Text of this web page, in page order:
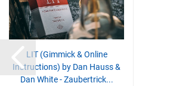
LIT (Gimmick & Online
Instructions) by Dan Hauss &
Dan White - Zaubertrick...